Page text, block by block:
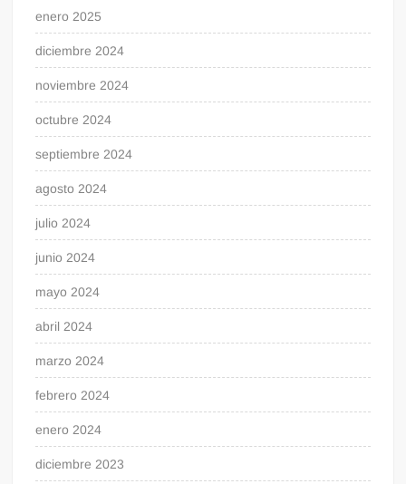
enero 2025
diciembre 2024
noviembre 2024
octubre 2024
septiembre 2024
agosto 2024
julio 2024
junio 2024
mayo 2024
abril 2024
marzo 2024
febrero 2024
enero 2024
diciembre 2023